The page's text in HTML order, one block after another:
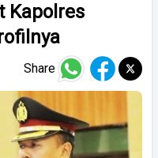
Kapolres
Share